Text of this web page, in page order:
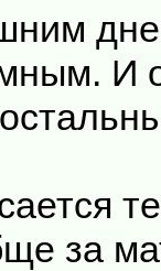
И
за